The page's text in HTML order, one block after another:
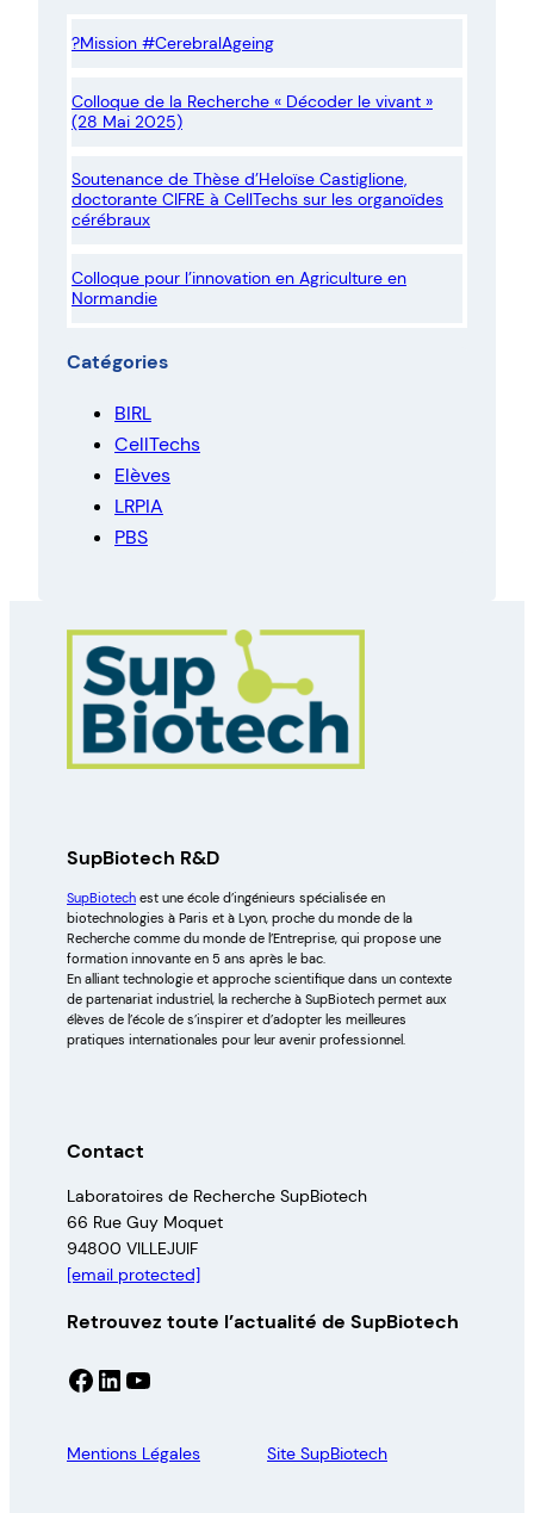
c
e
?Mission #CerebralAgeing
Colloque de la Recherche « Décoder le vivant »
(28 Mai 2025)
Soutenance de Thèse d’Heloïse Castiglione,
doctorante CIFRE à CellTechs sur les organoïdes
cérébraux
Colloque pour l’innovation en Agriculture en
Normandie
Catégories
BIRL
CellTechs
Elèves
LRPIA
PBS
SupBiotech R&D
SupBiotech est une école d’ingénieurs spécialisée en
biotechnologies à Paris et à Lyon, proche du monde de la
Recherche comme du monde de l’Entreprise, qui propose une
formation innovante en 5 ans après le bac.
En alliant technologie et approche scientifique dans un contexte
de partenariat industriel, la recherche à SupBiotech permet aux
élèves de l’école de s’inspirer et d’adopter les meilleures
pratiques internationales pour leur avenir professionnel.
Contact
Laboratoires de Recherche SupBiotech
66 Rue Guy Moquet
94800 VILLEJUIF
[email protected]
Retrouvez toute l’actualité de SupBiotech
Facebook LinkedIn YouTube
Mentions Légales Site SupBiotech